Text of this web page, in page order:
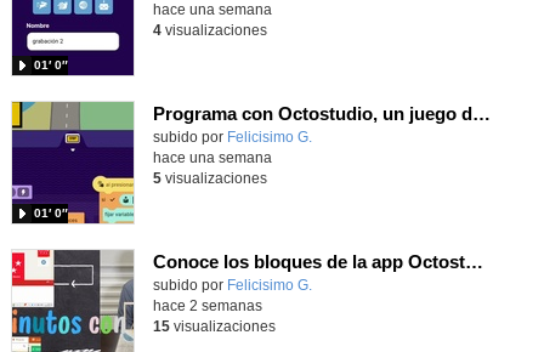
01′ 0″
hace una semana
4visualizaciones
Programa con Octostudio, un juego de Educación Víal cruzando un paso de cebra.
Contenido educativo.
subido por Felicisimo G.
01′ 0″
hace una semana
5visualizaciones
Conoce los bloques de la app Octostudio, gratuito, offline y para tu tablet y móvil - Contenido educativo
Contenido educativo.
subido por Felicisimo G.
hace 2 semanas
15visualizaciones